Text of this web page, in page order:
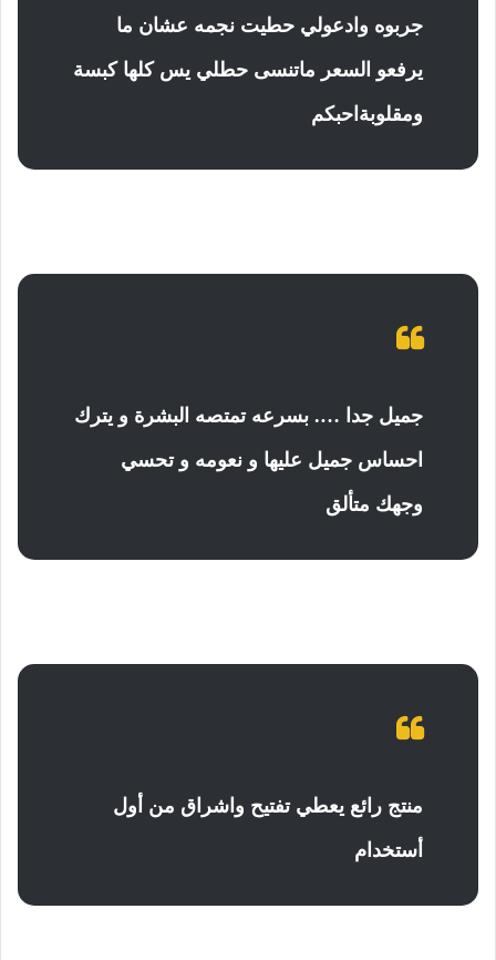
جربوه وادعولي حطيت نجمه عشان ما
يرفعو السعر ماتنسى حطلي يس كلها كبسة
ومقلوبةاحبكم
جميل جدا …. بسرعه تمتصه البشرة و يترك
احساس جميل عليها و نعومه و تحسي
وجهك متألق
منتج رائع يعطي تفتيح واشراق من أول
أستخدام